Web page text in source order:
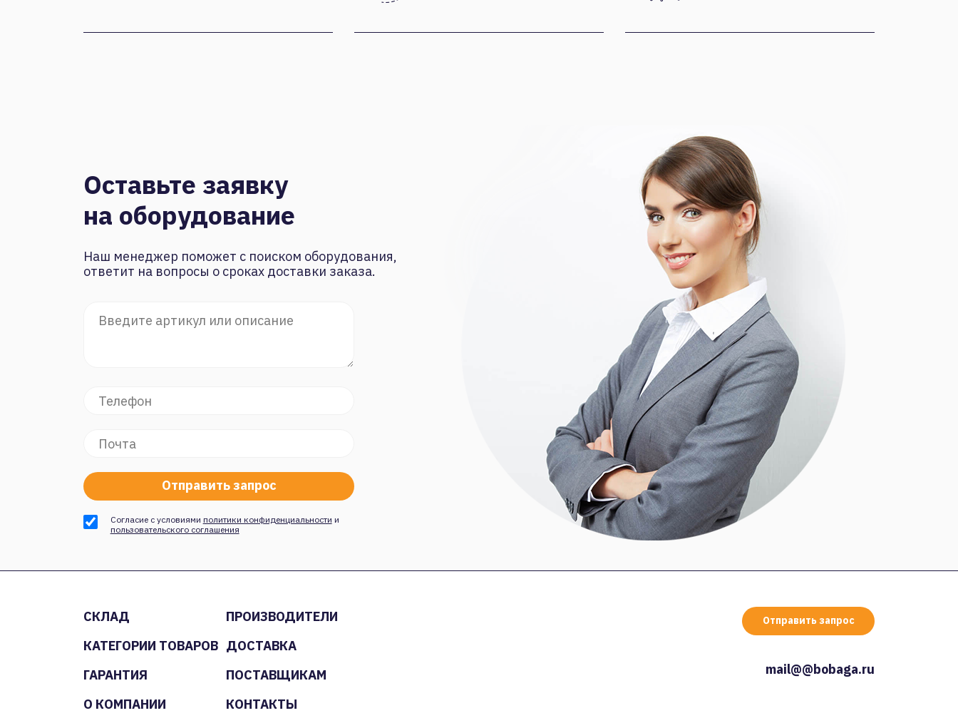
Оставьте заявку
на оборудование
Наш менеджер поможет с поиском оборудования,
ответит на вопросы о сроках доставки заказа.
Согласие с условиями политики конфиденциальности и
пользовательского соглашения
СКЛАД
ПРОИЗВОДИТЕЛИ
КАТЕГОРИИ ТОВАРОВ ДОСТАВКА
ГАРАНТИЯ
ПОСТАВЩИКАМ
О КОМПАНИИ
КОНТАКТЫ
Отправить запрос
mail@@bobaga.ru